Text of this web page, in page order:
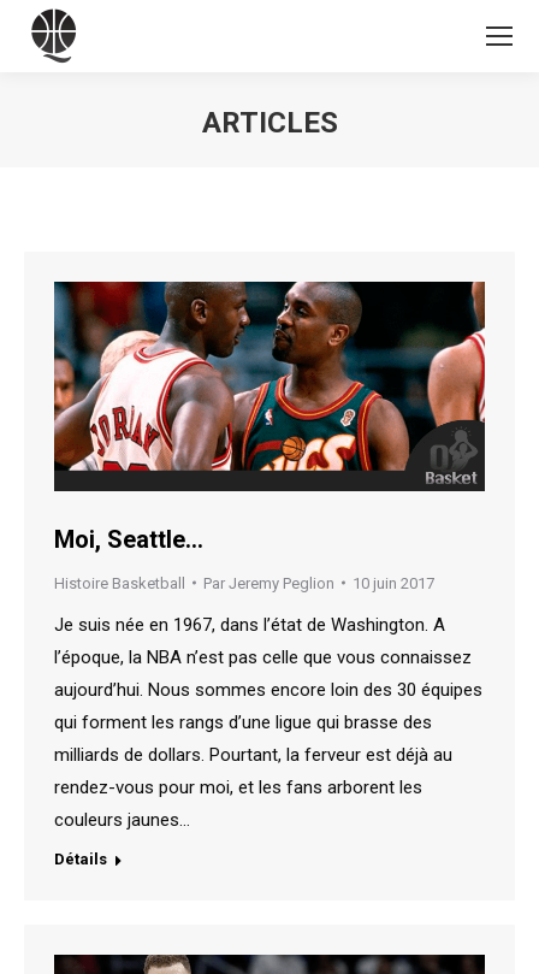
ARTICLES
Moi, Seattle…
Histoire Basketball Par Jeremy Peglion 10 juin 2017
Je suis née en 1967, dans l’état de Washington. A
l’époque, la NBA n’est pas celle que vous connaissez
aujourd’hui. Nous sommes encore loin des 30 équipes
qui forment les rangs d’une ligue qui brasse des
milliards de dollars. Pourtant, la ferveur est déjà au
rendez-vous pour moi, et les fans arborent les
couleurs jaunes…
Détails